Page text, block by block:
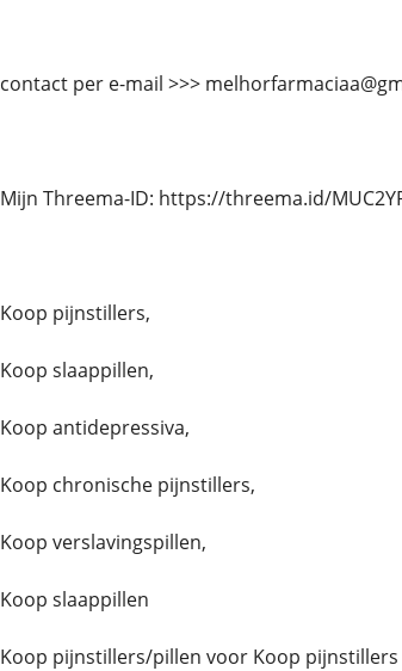
contact per e-mail >>>
Mijn Threema-ID: https://threema.id/
Koop pijnstillers,
Koop slaappillen,
Koop antidepressiva,
Koop chronische pijnstillers,
Koop verslavingspillen,
Koop slaappillen
Koop pijnstillers/pillen voor Koop